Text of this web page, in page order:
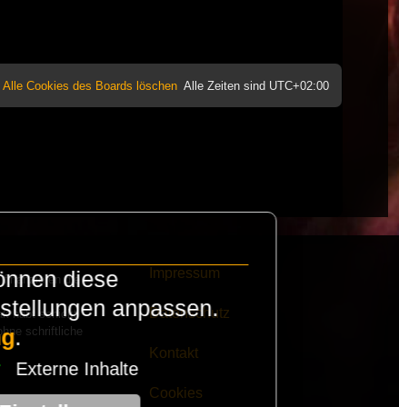
Alle Zeiten sind UTC+02:00
Alle Cookies des Boards löschen
die
habt schickt
schriftliche
Impressum
Datenschutz
Kontakt
Cookies
diese
anpassen.
.
Externe Inhalte